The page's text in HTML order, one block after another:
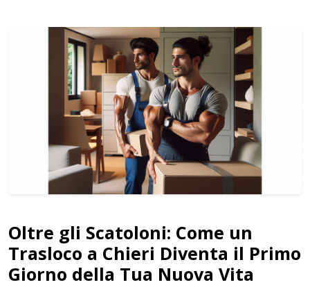
Oltre gli Scatoloni: Come un
Trasloco a Chieri Diventa il Primo
Giorno della Tua Nuova Vita